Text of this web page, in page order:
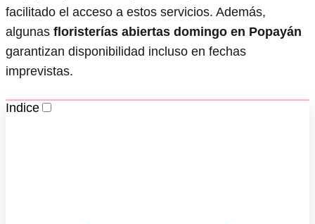
facilitado el acceso a estos servicios. Además,
algunas floristerías abiertas domingo en Popayán
garantizan disponibilidad incluso en fechas
imprevistas.
Indice